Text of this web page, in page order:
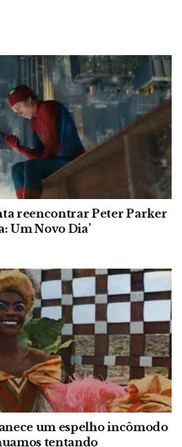
reencontrar Peter Parker
Um Novo Dia’
um espelho incômodo
tentando